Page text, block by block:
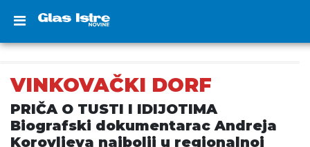
VINKOVAČKI DORF
PRIČA O TUSTI I IDIJOTIMA
Biografski dokumentarac Andreja
Korovljeva najbolji u regionalnoj